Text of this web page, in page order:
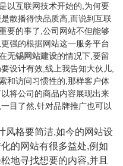
互联网技术开始的,为何要
散播得快品质高,而说到互联
要的事了,公司网站不但能够
强的根据网站这一服务平台
无锡网站建设的情况下,要留
设计有效,线上我告知大伙儿,
和访问习惯性的,那样客户体
将公司的商品内容展现出来
目了然,针对品牌推广也可以
风格要简洁,如今的网站设
的网站有很多益处,例如
地寻找想要的内容,并且